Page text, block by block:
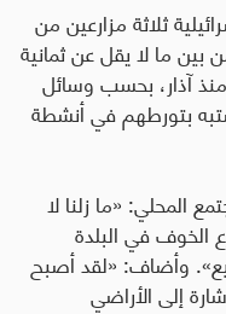
ثلاثة مزارعين من
ما لا يقل عن ثمانية
آذار، بحسب وسائل
بتورطهم في أنشطة
المحلي: «ما زلنا لا
الخوف في البلدة
وأضاف: «لقد أصبح
إلى الأراضي